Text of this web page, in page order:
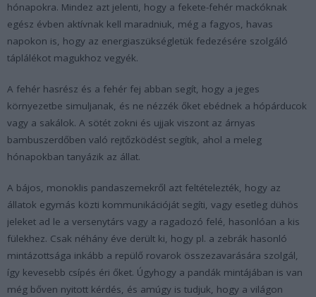
hónapokra. Mindez azt jelenti, hogy a fekete-fehér mackóknak
egész évben aktívnak kell maradniuk, még a fagyos, havas
napokon is, hogy az energiaszükségletük fedezésére szolgáló
táplálékot magukhoz vegyék.
A fehér hasrész és a fehér fej abban segít, hogy a jeges
környezetbe simuljanak, és ne nézzék őket ebédnek a hópárducok
vagy a sakálok. A sötét zokni és ujjak viszont az árnyas
bambuszerdőben való rejtőzködést segítik, ahol a meleg
hónapokban tanyázik az állat.
A bájos, monoklis pandaszemekről azt feltételezték, hogy az
állatok egymás közti kommunikációját segíti, vagy esetleg dühös
jeleket ad le a versenytárs vagy a ragadozó felé, hasonlóan a kis
fülekhez. Csak néhány éve derült ki, hogy pl. a zebrák hasonló
mintázottsága inkább a repülő rovarok összezavarására szolgál,
így kevesebb csípés éri őket. Úgyhogy a pandák mintájában is van
még bőven nyitott kérdés, és amúgy is tudjuk, hogy a világon